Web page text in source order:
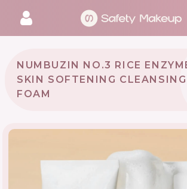
NUMBUZIN NO.3 RICE
SKIN SOFTENING CLEANSING
FOAM